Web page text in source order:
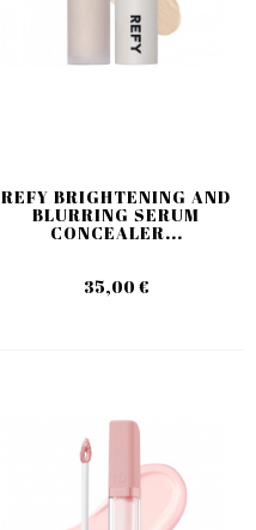
REFY BRIGHTENING AND
BLURRING SERUM
CONCEALER...
35,00 €